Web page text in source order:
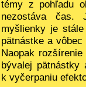
témy z pohľadu
nezostáva čas.
myšlienky je
pätnástke a
Naopak
bývalej
k vyčerpaniu